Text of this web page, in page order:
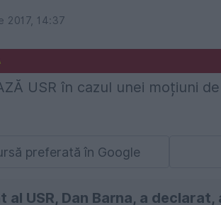
2017, 14:37
preferată în Google
USR, Dan Barna, a